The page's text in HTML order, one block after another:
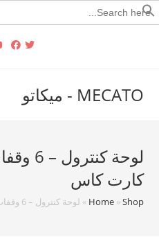
Search
for:
MECATO - ميكاتو
لوحة
كارت كاس
Home»Shop
» لوحة كنترول – 6 وقفات – انفرتر شنايدر – كارت كاس